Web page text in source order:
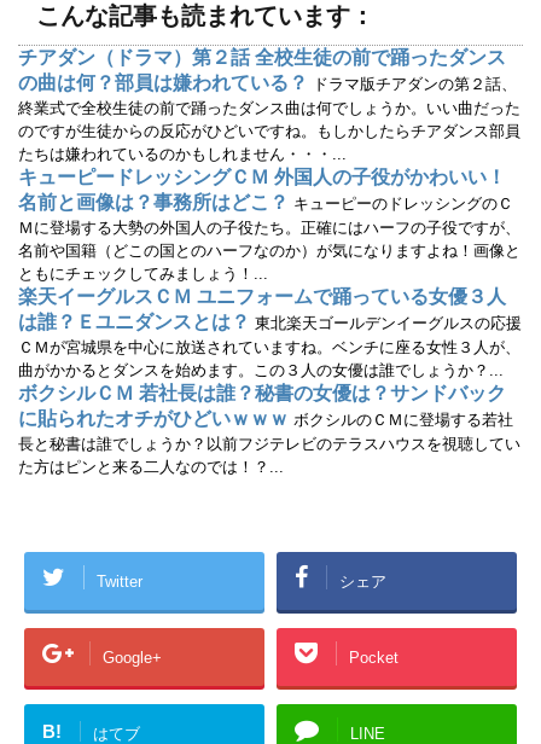
ィ
ン
ウ
で
開
き
ま
す
)
こんな記事も読まれています：
チアダン（ドラマ）第２話 全校生徒の前で踊ったダンス
の曲は何？部員は嫌われている？
ドラマ版チアダンの第２話、
終業式で全校生徒の前で踊ったダンス曲は何でしょうか。いい曲だった
のですが生徒からの反応がひどいですね。もしかしたらチアダンス部員
たちは嫌われているのかもしれません・・・...
キューピードレッシングＣＭ 外国人の子役がかわいい！
名前と画像は？事務所はどこ？ キューピーのドレッシングのＣ
Ｍに登場する大勢の外国人の子役たち。正確にはハーフの子役ですが、
名前や国籍（どこの国とのハーフなのか）が気になりますよね！画像と
ともにチェックしてみましょう！...
楽天イーグルスＣＭ ユニフォームで踊っている女優３人
は誰？Ｅユニダンスとは？ 東北楽天ゴールデンイーグルスの応援
ＣＭが宮城県を中心に放送されていますね。ベンチに座る女性３人が、
曲がかかるとダンスを始めます。この３人の女優は誰でしょうか？...
ボクシルＣＭ 若社長は誰？秘書の女優は？サンドバック
に貼られたオチがひどいｗｗｗ ボクシルのＣＭに登場する若社
長と秘書は誰でしょうか？以前フジテレビのテラスハウスを視聴してい
た方はピンと来る二人なのでは！？...
Twitter シェア
Google+ Pocket
B! はてブ LINE